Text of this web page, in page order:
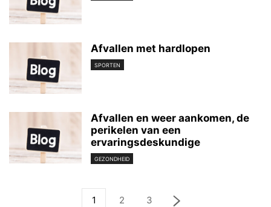
Afvallen met hardlopen
SPORTEN
Afvallen en weer aankomen, de
perikelen van een
ervaringsdeskundige
GEZONDHEID
1 2 3